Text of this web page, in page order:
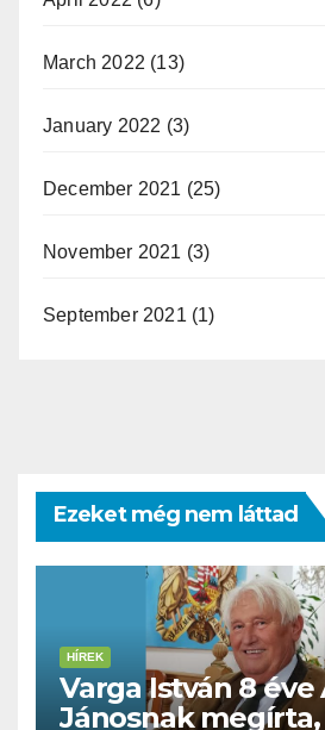
March 2022 (13)
January 2022 (3)
December 2021 (25)
November 2021 (3)
September 2021 (1)
Ezeket még nem láttad
HÍREK
Varga István 8 éve
Jánosnak